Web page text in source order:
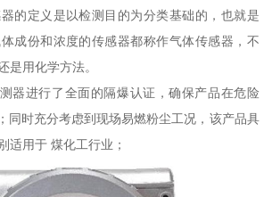
的定义是以检测目的为分类基础的，也就是
成份和浓度的传感器都称作气体传感器，不
是用化学方法。
器进行了全面的隔爆认证，确保产品在危险
同时充分考虑到现场易燃粉尘工况，该产品具
适用于 煤化工行业；